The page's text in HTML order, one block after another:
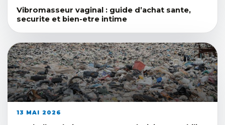
Vibromasseur vaginal : guide d’achat sante,
securite et bien-etre intime
13 MAI 2026